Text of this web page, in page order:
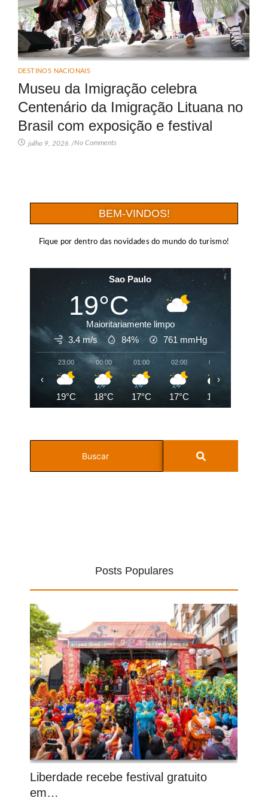
DESTINOS NACIONAIS
Museu da Imigração celebra
Centenário da Imigração Lituana no
Brasil com exposição e festival
julho 9, 2026 /No Comments
BEM-VINDOS!
Fique por dentro das novidades do mundo do turismo!
Sao Paulo
19°C
Maioritariamente limpo
3.4 m/s
84% 761 mmHg
23:00
19°C
00:00
18°C
01:00
17°C
02:00
17°C
03:00
17°C
‹ ›
Posts Populares
Liberdade recebe festival gratuito
em…